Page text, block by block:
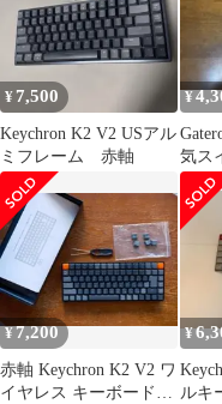
¥ 7,500
Keychron K2 V2 USアル
ミフレーム 赤軸
¥
気ス
【
¥7,200
赤軸 Keychron K2 V2 ワ
イヤレス キーボード
¥
ルキ